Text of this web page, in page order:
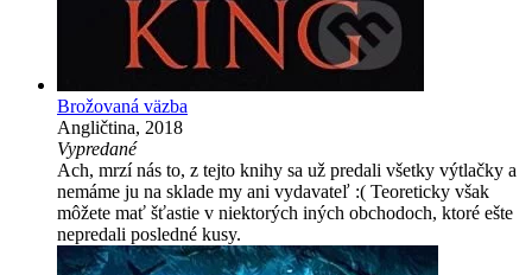
Brožovaná väzba
Angličtina, 2018
Vypredané
Ach, mrzí nás to, z tejto knihy sa už predali všetky výtlačky a
nemáme ju na sklade my ani vydavateľ :( Teoreticky však
môžete mať šťastie v niektorých iných obchodoch, ktoré ešte
nepredali posledné kusy.